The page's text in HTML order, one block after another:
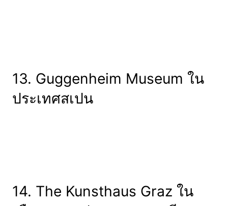
13. Guggenheim Museum ใน
ประเทศสเปน
14. The Kunsthaus Graz ใน